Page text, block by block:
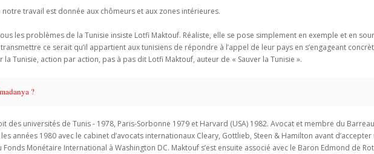
travail est donnée aux chômeurs et aux zones intérieures.
les problèmes de la Tunisie insiste Lotfi Maktouf. Réaliste, elle se pose simplement en exemple et en
transmettre ce serait qu’il appartient aux tunisiens de répondre à l’appel de leur pays en s’engageant
Tunisie, action par action, pas à pas dit Lotfi Maktouf, auteur de « Sauver la Tunisie ».
?
des universités de Tunis - 1978, Paris-Sorbonne 1979 et Harvard (USA) 1982. Avocat et membre du
années 1980 avec le cabinet d’avocats internationaux Cleary, Gottlieb, Steen & Hamilton avant
Monétaire International à Washington DC. Maktouf s’est ensuite associé avec le Baron Edmond de